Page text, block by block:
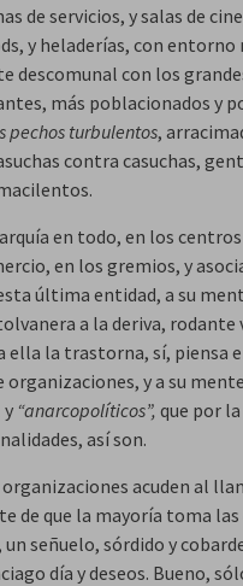
de servicios, y salas de
y heladerías, con
descomunal con los
más poblacionados y
pechos turbulentos,
contra casuchas,
en todo, en los
en los gremios, y
última entidad, a su
a la deriva, rodante
ella la trastorna, sí, piensa
y a su
y “anarcopolíticos”, que por
así son.
organizaciones acuden al
de que la mayoría toma las
señuelo, sórdido y
día y deseos. Bueno,